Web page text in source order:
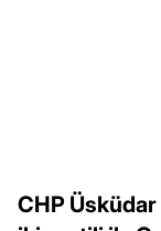
CHP Üsküdar